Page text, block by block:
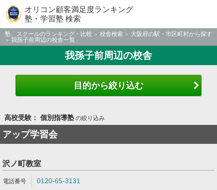
オリコン顧客満足度ランキング
塾・学習塾 検索
塾、スクールのランキング・比較 校舎検索
大阪府の駅・市区町村から探す
我孫子前周辺の校舎一覧
我孫子前周辺の校舎
目的から絞り込む
高校受験： 個別指導塾の絞り込み
アップ学習会
沢ノ町教室
0120-65-3131